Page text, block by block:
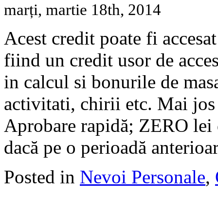
marți, martie 18th, 2014
Acest credit poate fi
fiind un credit usor de
in calcul si bonurile de
activitati, chirii etc. Mai jos
Aprobare rapidă; ZERO
dacă pe o perioadă
Posted in Nevoi Personale,